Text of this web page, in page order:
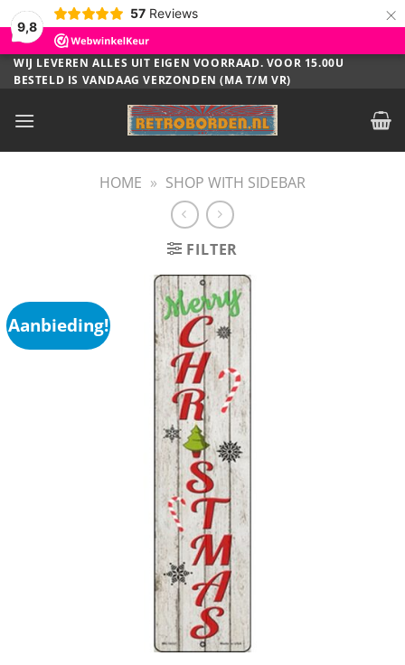
9,8
57 Reviews ×
Ga
naar
WIJ LEVEREN ALLES UIT EIGEN VOORRAAD. VOOR 15.00U
BESTELD IS VANDAAG VERZONDEN (MA T/M VR)
HOME » SHOP WITH SIDEBAR
FILTER
Aanbieding!